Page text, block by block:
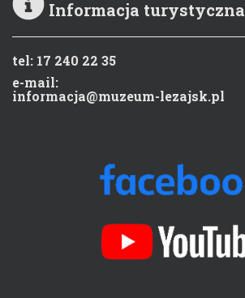
Informacja turystyczna
tel: 17 240 22 35
e-mail:
informacja@muzeum-lezajsk.pl